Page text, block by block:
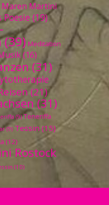
Maren Martini
Poesie (19)
(39) Meditation
(16)
(31)
(21)
(31)
(9) Teneriffa
(9) Tessin (15)
(12)
Rostock
(10)